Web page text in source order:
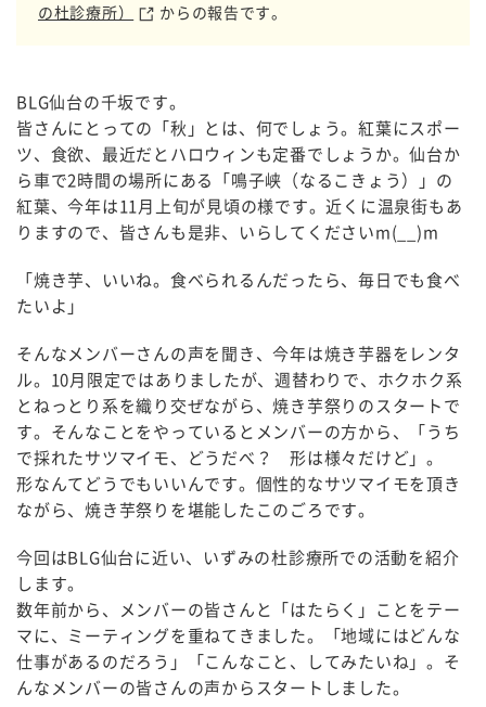
の杜診療所）
からの報告です。
BLG仙台の千坂です。
皆さんにとっての「秋」とは、何でしょう。紅葉にスポー
ツ、食欲、最近だとハロウィンも定番でしょうか。仙台か
ら車で2時間の場所にある「鳴子峡（なるこきょう）」の
紅葉、今年は11月上旬が見頃の様です。近くに温泉街もあ
りますので、皆さんも是非、いらしてくださいm(__)m
「焼き芋、いいね。食べられるんだったら、毎日でも食べ
たいよ」
そんなメンバーさんの声を聞き、今年は焼き芋器をレンタ
ル。10月限定ではありましたが、週替わりで、ホクホク系
とねっとり系を織り交ぜながら、焼き芋祭りのスタートで
す。そんなことをやっているとメンバーの方から、「うち
で採れたサツマイモ、どうだべ？ 形は様々だけど」。
形なんてどうでもいいんです。個性的なサツマイモを頂き
ながら、焼き芋祭りを堪能したこのごろです。
今回はBLG仙台に近い、いずみの杜診療所での活動を紹介
します。
数年前から、メンバーの皆さんと「はたらく」ことをテー
マに、ミーティングを重ねてきました。「地域にはどんな
仕事があるのだろう」「こんなこと、してみたいね」。そ
んなメンバーの皆さんの声からスタートしました。